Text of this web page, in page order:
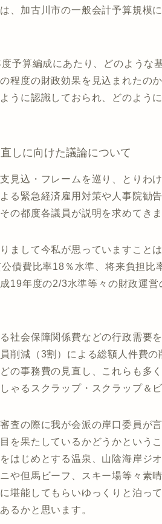
、加古川市の一般会計予算規模
予算編成にあたり、どのような
程度の財政効果を見込まれたの
うに認識しておられ、どのよう
しに向けた議論について
見込・フレームを巡り、とりわ
る緊急経済雇用対策や人事院勧
の都度各議員が説明を求めてきま
まして今私が思っていますこと
債費比率18％水準、将来負担
19年度の2/3水準等々の財政運営
社会保障関係費などの行政需要
削減（3割）による総額人件費
の事務費の見直し、これらも多
ゃるスクラップ・スクラップ＆ビ
査の際に我が会派の岸口委員が
を果たしているかどうかという
はじめとする温泉、山陰海岸ジ
や但馬ビーフ、スキー場等々素
堪能してもらいゆっくりと泊っ
るかと思います。